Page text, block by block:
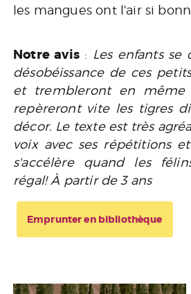
les mangues ont l'air si
Notre avis: Les enfants
désobéissance de ces
et trembleront en même
repèreront vite les tigres
décor. Le texte est très
voix avec ses répétitions
s'accélère quand les
régal! À partir de 3 ans
Emprunter en bibliothèque